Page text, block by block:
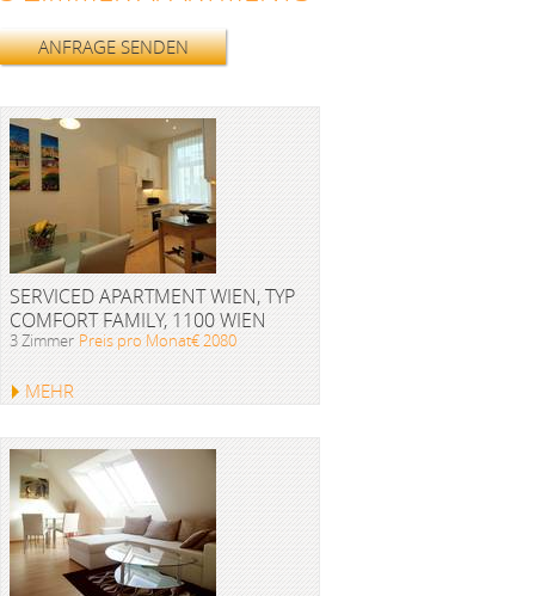
ANFRAGE SENDEN
SERVICED APARTMENT WIEN, TYP
COMFORT FAMILY, 1100 WIEN
3 Zimmer Preis pro Monat€ 2080
MEHR